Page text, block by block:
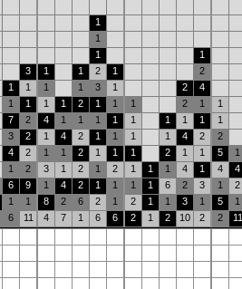
1
1
1 1
3 1 1 2 1 2
1 1 1 1 3 1 2 4
1 1 1 1 2 1 1 1 2 1 1
7 2 4 1 1 1 1 1 1 1 1 1
3 2 1 4 2 1 1 1 1 4 2 2
4 2 1 1 2 1 1 1 2 1 1 5 1
1 2 3 1 2 1 2 1 1 1 4 1 4 4
6 9 1 4 2 1 1 1 1 6 2 3 1 2
1 1 8 2 6 2 1 2 1 1 3 1 5 1
6 11 4 7 1 6 6 2 1 2 10 2 2 11